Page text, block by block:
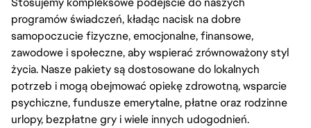
programów świadczeń, kładąc nacisk na dobre
samopoczucie fizyczne, emocjonalne, finansowe,
zawodowe i społeczne, aby wspierać zrównoważony styl
życia. Nasze pakiety są dostosowane do lokalnych
potrzeb i mogą obejmować opiekę zdrowotną, wsparcie
psychiczne, fundusze emerytalne, płatne oraz rodzinne
urlopy, bezpłatne gry i wiele innych udogodnień.